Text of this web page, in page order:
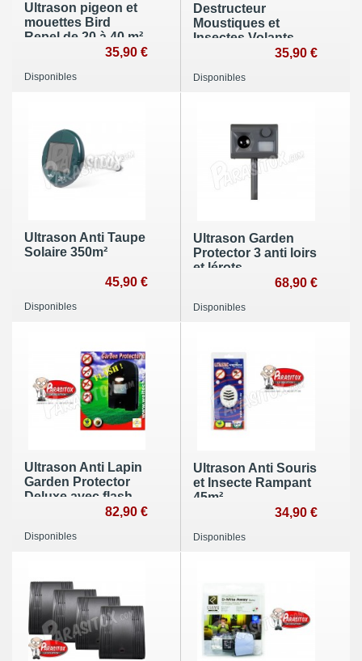
Ultrason pigeon et
mouettes Bird
Repel de 20 à 40 m²
35,90 €
Disponibles
Destructeur
Moustiques et
Insectes Volants
35,90 €
Disponibles
Ultrason Anti Taupe
Solaire 350m²
45,90 €
Disponibles
Ultrason Garden
Protector 3 anti loirs
et lérots
68,90 €
Disponibles
Ultrason Anti Lapin
Garden Protector
Deluxe avec flash
82,90 €
Disponibles
Ultrason Anti Souris
et Insecte Rampant
45m²
34,90 €
Disponibles